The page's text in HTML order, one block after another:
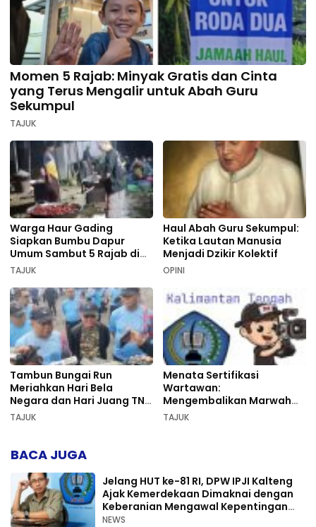
Momen 5 Rajab: Minyak Gratis dan Cinta
yang Terus Mengalir untuk Abah Guru
Sekumpul
TAJUK
Warga Haur Gading
Siapkan Bumbu Dapur
Umum Sambut 5 Rajab di
Sekumpul
TAJUK
Haul Abah Guru Sekumpul:
Ketika Lautan Manusia
Menjadi Dzikir Kolektif
OPINI
Tambun Bungai Run
Meriahkan Hari Bela
Negara dan Hari Juang TNI
AD di Palangka Raya
TAJUK
Menata Sertifikasi
Wartawan:
Mengembalikan Marwah
Pers dan Keadilan
TAJUK
BACA JUGA
Jelang HUT ke-81 RI, DPW IPJI Kalteng
Ajak Kemerdekaan Dimaknai dengan
Keberanian Mengawal Kepentingan
Rakyat
NEWS